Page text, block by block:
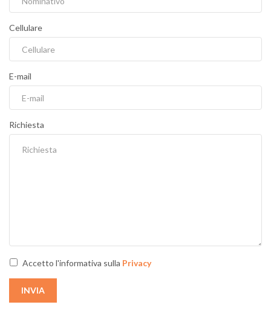
Cellulare
E-mail
Richiesta
Accetto l'informativa sulla Privacy
INVIA